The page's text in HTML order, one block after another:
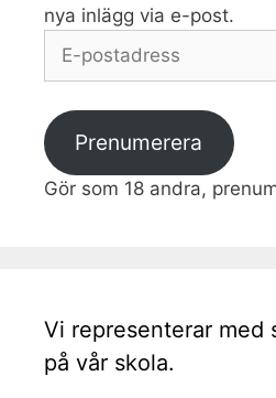
nya inlägg via e-post.
postadress
Prenumerera
Gör som 18 andra,
Vi representerar med
på vår skola.